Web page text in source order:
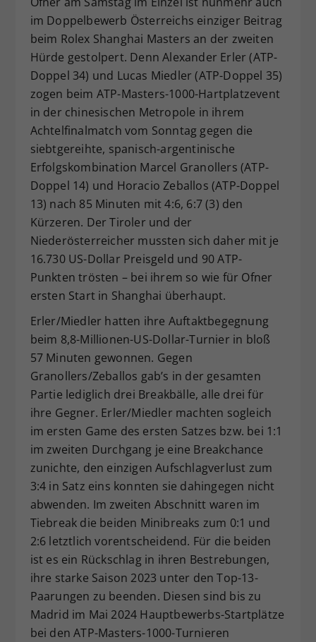
im Doppelbewerb Österreichs einziger Beitrag
beim Rolex Shanghai Masters an der zweiten
Hürde gestolpert. Denn Alexander Erler (ATP-
Doppel 34) und Lucas Miedler (ATP-Doppel 35)
zogen beim ATP-Masters-1000-Hartplatzevent
in der chinesischen Metropole in ihrem
Achtelfinalmatch vom Sonntag gegen die
siebtgereihte, spanisch-argentinische
Erfolgskombination Marcel Granollers (ATP-
Doppel 14) und Horacio Zeballos (ATP-Doppel
13) nach 85 Minuten mit 4:6, 6:7 (3) den
Kürzeren. Der Tiroler und der
Niederösterreicher mussten sich daher mit je
16.730 US-Dollar Preisgeld und 90 ATP-
Punkten trösten – bei ihrem so wie für Ofner
ersten Start in Shanghai überhaupt.
Erler/Miedler hatten ihre Auftaktbegegnung
beim 8,8-Millionen-US-Dollar-Turnier in bloß
57 Minuten gewonnen. Gegen
Granollers/Zeballos gab’s in der gesamten
Partie lediglich drei Breakbälle, alle drei für
ihre Gegner. Erler/Miedler machten sogleich
im ersten Game des ersten Satzes bzw. bei 1:1
im zweiten Durchgang je eine Breakchance
zunichte, den einzigen Aufschlagverlust zum
3:4 in Satz eins konnten sie dahingegen nicht
abwenden. Im zweiten Abschnitt waren im
Tiebreak die beiden Minibreaks zum 0:1 und
2:6 letztlich vorentscheidend. Für die beiden
ist es ein Rückschlag in ihren Bestrebungen,
ihre starke Saison 2023 unter den Top-13-
Paarungen zu beenden. Diesen sind bis zu
Madrid im Mai 2024 Hauptbewerbs-Startplätze
bei den ATP-Masters-1000-Turnieren
Zweck
Dieser Wert speichert Ihre Consent-
Einstellungen. Unter anderem eine
zufällig generierte ID, für die
historische Speicherung Ihrer
vorgenommen Einstellungen, falls der
Webseiten-Betreiber dies eingestellt
hat.